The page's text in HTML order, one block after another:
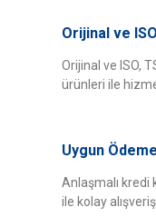
Orijinal ve
Orijinal ve ISO,
ürünleri ile
Uygun
Anlaşmalı kredi
ile kolay